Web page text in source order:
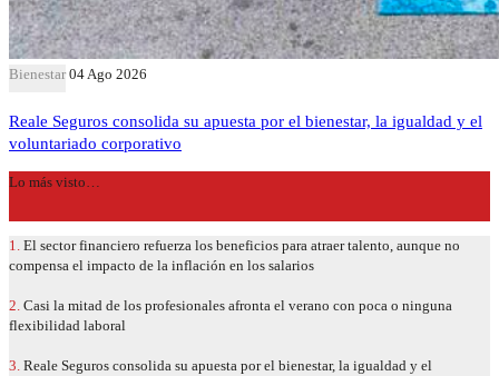
Bienestar 04 Ago 2026
Reale Seguros consolida su apuesta por el bienestar, la igualdad y el
voluntariado corporativo
Lo más visto…
1. El sector financiero refuerza los beneficios para atraer talento, aunque no
compensa el impacto de la inflación en los salarios
2. Casi la mitad de los profesionales afronta el verano con poca o ninguna
flexibilidad laboral
3. Reale Seguros consolida su apuesta por el bienestar, la igualdad y el